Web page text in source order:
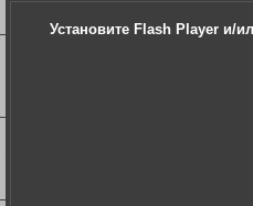
Установите Flash Player и/